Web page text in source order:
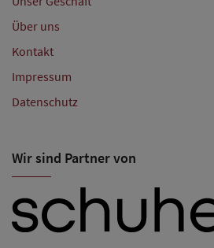
Über uns
Kontakt
Impressum
Datenschutz
Wir sind Partner von